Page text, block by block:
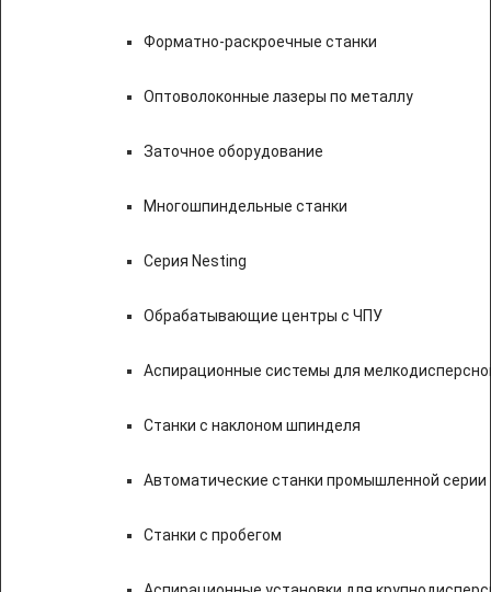
Форматно-раскроечные станки
Оптоволоконные лазеры по металлу
Заточное оборудование
Многошпиндельные станки
Серия Nesting
Обрабатывающие центры с ЧПУ
Аспирационные системы для
Станки с наклоном шпинделя
Автоматические станки промышленной серии
Станки с пробегом